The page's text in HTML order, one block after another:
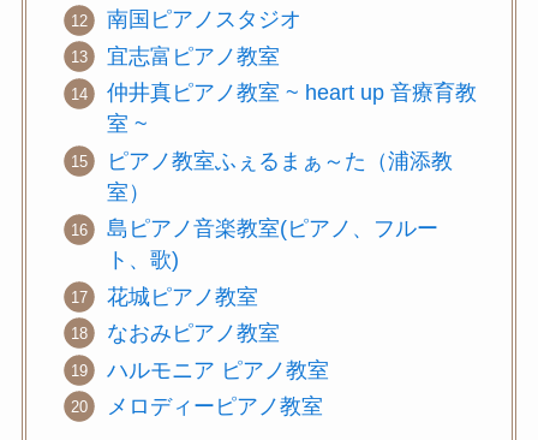
南国ピアノスタジオ
宜志富ピアノ教室
仲井真ピアノ教室 ~ heart up 音療育教
室 ~
ピアノ教室ふぇるまぁ～た（浦添教
室）
島ピアノ音楽教室(ピアノ、フルー
ト、歌)
花城ピアノ教室
なおみピアノ教室
ハルモニア ピアノ教室
メロディーピアノ教室